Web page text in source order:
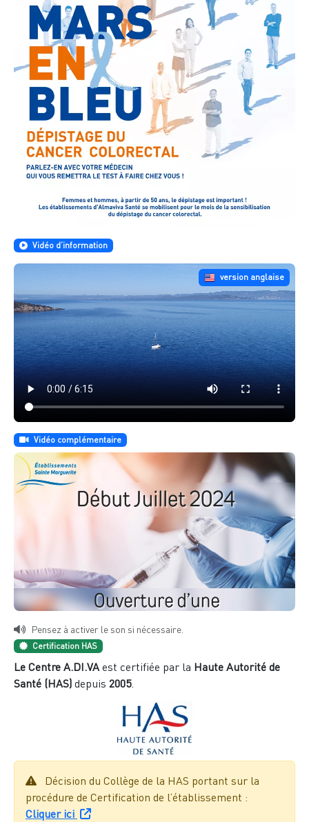
Vidéo d’information
version anglaise
Vidéo complémentaire
Pensez à activer le son si nécessaire.
Certification HAS
Le Centre A.DI.VAest certifiée par la Haute Autorité de
Santé (HAS) depuis 2005.
Décision du Collège de la HAS portant sur la
procédure de Certification de l’établissement :
Cliquer ici